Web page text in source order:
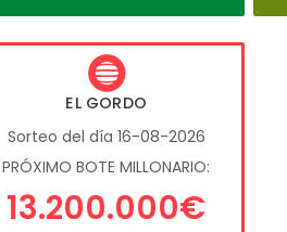
EL GORDO
Sorteo del día 16-08-2026
PRÓXIMO BOTE MILLONARIO:
13.200.000€